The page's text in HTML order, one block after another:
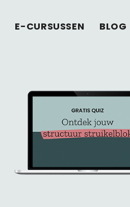
E-CURSUSSEN BLOG